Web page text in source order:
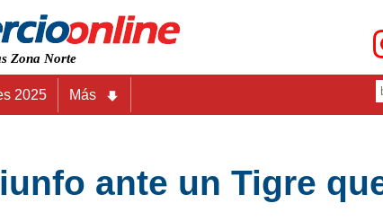
Zona Norte
2025 Más
ante un Tigre